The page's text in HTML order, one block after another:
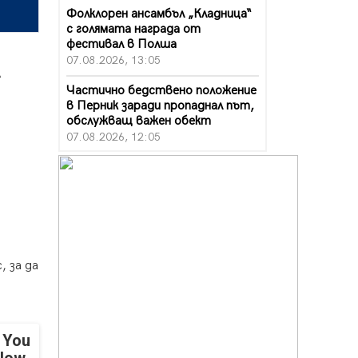
за да
Фолклорен ансамбъл „Кладница“
с голямата награда от
фестивал в Полша
07.08.2026, 13:05
Частично бедствено положение
в Перник заради пропаднал път,
обслужващ важен обект
07.08.2026, 12:05
Да отговорим на жегите с филм